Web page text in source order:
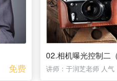
免费
02.相机曝光控制二
讲师：于润芝老师 人气